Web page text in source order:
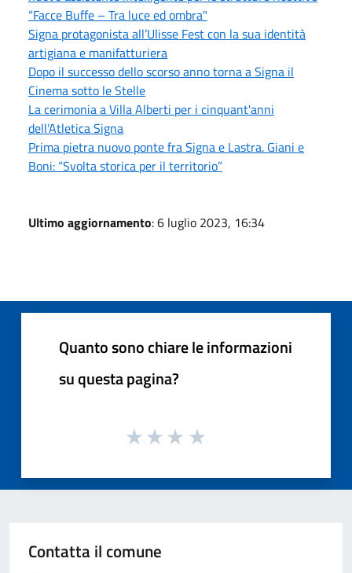
“Facce Buffe – Tra luce ed ombra"
Signa protagonista all’Ulisse Fest con la sua identità
artigiana e manifatturiera
Dopo il successo dello scorso anno torna a Signa il
Cinema sotto le Stelle
La cerimonia a Villa Alberti per i cinquant'anni
dell’Atletica Signa
Prima pietra nuovo ponte fra Signa e Lastra. Giani e
Boni: “Svolta storica per il territorio”
Ultimo aggiornamento: 6 luglio 2023, 16:34
Quanto sono chiare le informazioni
su questa pagina?
Contatta il comune